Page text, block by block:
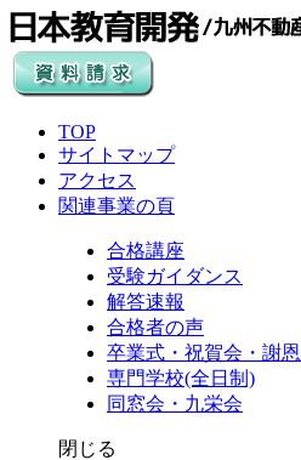
TOP
サイトマップ
アクセス
関連事業の頁
合格講座
受験ガイダンス
解答速報
合格者の声
卒業式・祝賀会・謝
専門学校(全日制)
同窓会・九栄会
閉じる